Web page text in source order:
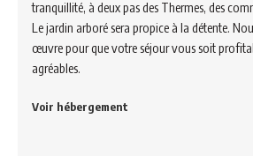
tranquillité, à deux pas des Thermes, des
Le jardin arboré sera propice à la détente.
œuvre pour que votre séjour vous soit
agréables.
Voir hébergement